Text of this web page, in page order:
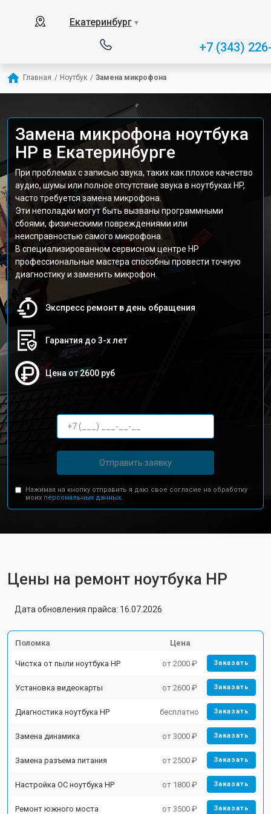
Екатеринбург ▼
+7 (343)
Главная / Ноутбук / Замена микрофона
Замена микрофона ноутбука
HP в Екатеринбурге
При проблемах с записью звука, таких как плохое качество
аудио, шумы или полное отсутствие звука в ноутбуках HP,
часто требуется замена микрофона.
Эти неполадки могут быть вызваны программными
сбоями, физическими повреждениями или
неисправностью самого микрофона.
В специализированном сервисном центре HP
профессиональные мастера способны провести точную
диагностику и заменить микрофон.
Экспресс ремонт в день обращения
Гарантия до 3-х лет
Цена от 2600 руб
Отправить заявку
Нажимая на кнопку отправить я даю свое согласие на обработку
моих персональных данных.
Цены на ремонт ноутбука HP
Дата обновления прайса: 16.07.2026
Поломка Цена
Чистка от пыли ноутбука HP от 2000 ₽ Заказать
Установка видеокарты от 2600 ₽ Заказать
Диагностика ноутбука HP бесплатно Заказать
Замена динамика от 3000 ₽ Заказать
Замена разъема питания от 2500 ₽ Заказать
Настройка ОС ноутбука HP от 1800 ₽ Заказать
Ремонт южного моста от 3500 ₽ Заказать